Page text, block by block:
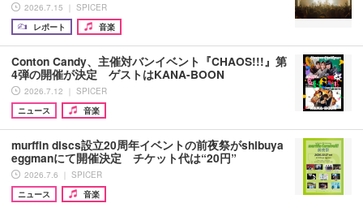
2026.7.15 ｜ SPICER
レポート
音楽
Conton Candy、主催対バンイベント『CHAOS!!!』第
4弾の開催が決定 ゲストはKANA-BOON
2026.7.12 ｜ SPICER
ニュース
音楽
murffin discs設立20周年イベントの前夜祭がshibuya
eggmanにて開催決定 チケット代は“20円”
2026.7.6 ｜ SPICER
ニュース
音楽